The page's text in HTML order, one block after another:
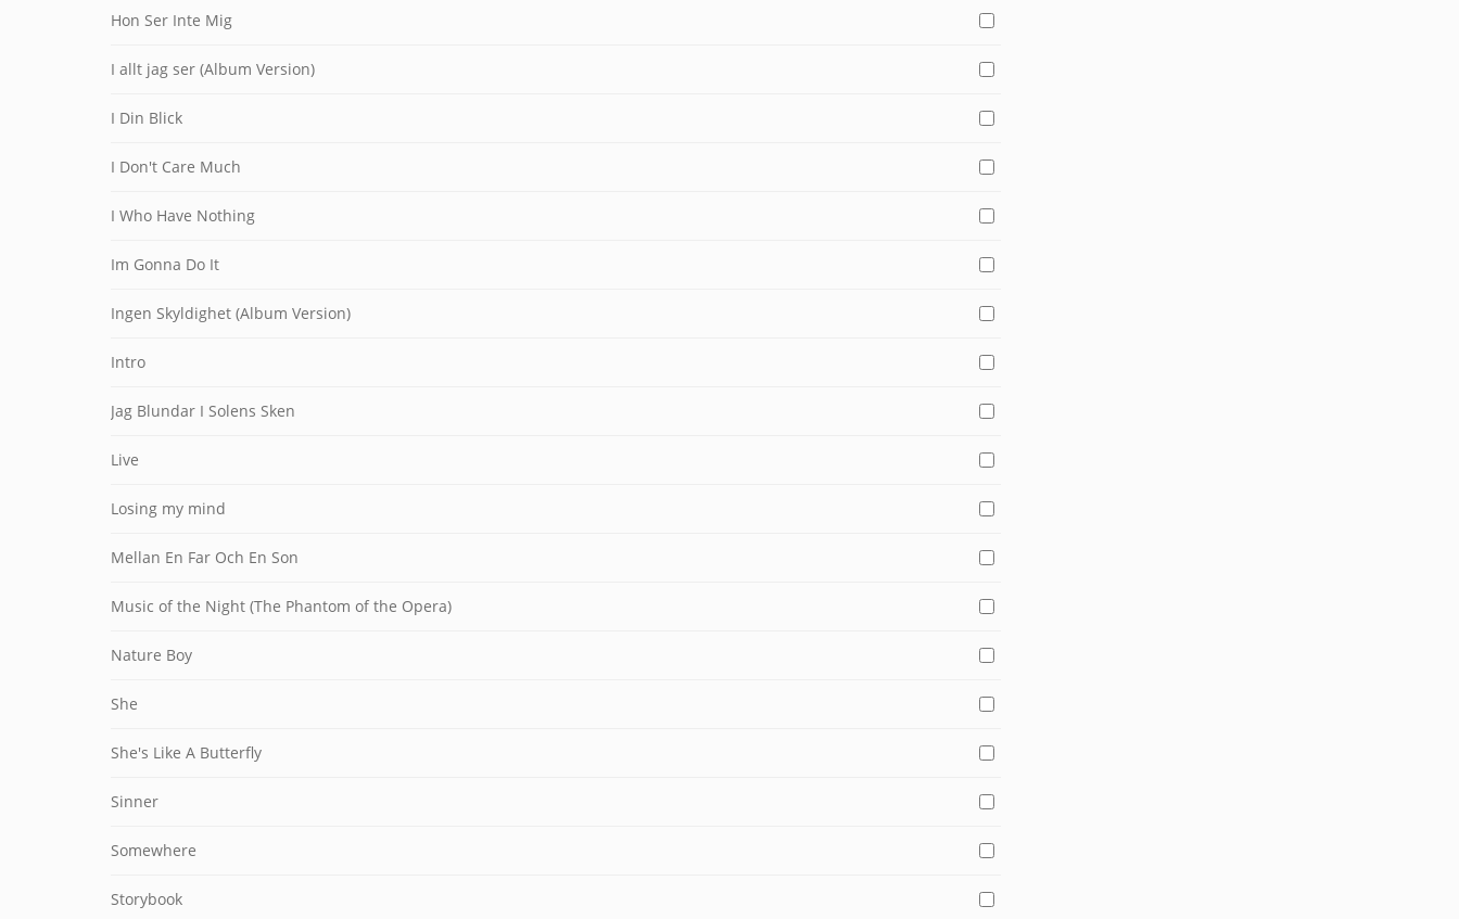
Hon Ser Inte Mig
I allt jag ser (Album Version)
I Din Blick
I Don't Care Much
I Who Have Nothing
Im Gonna Do It
Ingen Skyldighet (Album Version)
Intro
Jag Blundar I Solens Sken
Live
Losing my mind
Mellan En Far Och En Son
Music of the Night (The Phantom of the Opera)
Nature Boy
She
She's Like A Butterfly
Sinner
Somewhere
Storybook